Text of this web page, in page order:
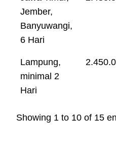
Jember,
Banyuwangi,
6 Hari
Lampung,
minimal 2
Hari
Showing 1 to 10 of 15